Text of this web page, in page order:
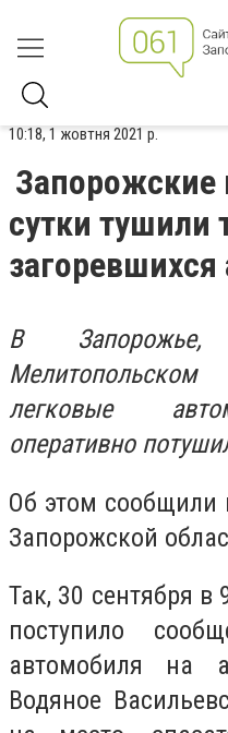
10:18, 1 жовтня 2021 р.
сутки тушили
В Запорожье,
легковые
оперативно
Об этом сообщили
Запорожской
Так, 30 сентября в
поступило
автомобиля на
Водяное